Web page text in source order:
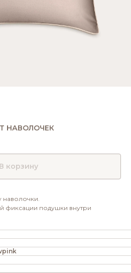
НАВОЛОЧЕК
В корзину
наволочки.
фиксации подушки внутри